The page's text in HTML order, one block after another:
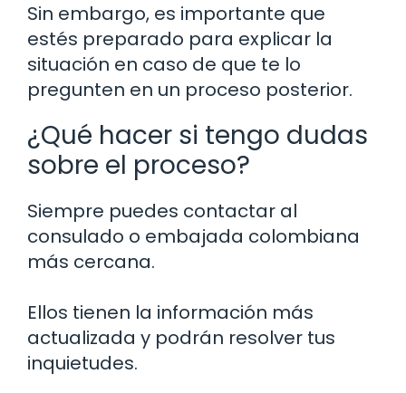
Sin embargo, es importante que
estés preparado para explicar la
situación en caso de que te lo
pregunten en un proceso posterior.
¿Qué hacer si tengo dudas
sobre el proceso?
Siempre puedes contactar al
consulado o embajada colombiana
más cercana.
Ellos tienen la información más
actualizada y podrán resolver tus
inquietudes.